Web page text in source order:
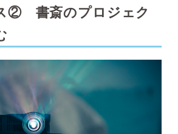
② 書斎のプロジェク